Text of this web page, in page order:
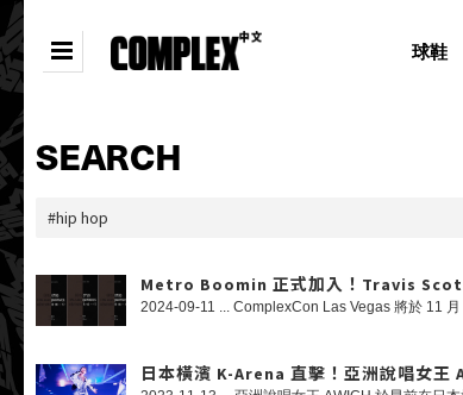
球鞋
SEARCH
Metro Boomin 正式加入！Travis
日本橫濱 K-Arena 直擊！亞洲說唱女王